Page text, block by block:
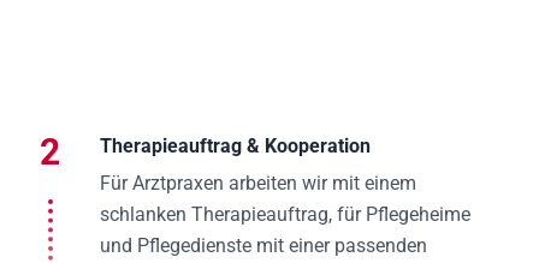
2
Therapieauftrag & Kooperation
Für Arztpraxen arbeiten wir mit einem
schlanken Therapieauftrag, für Pflegeheime
und Pflegedienste mit einer passenden